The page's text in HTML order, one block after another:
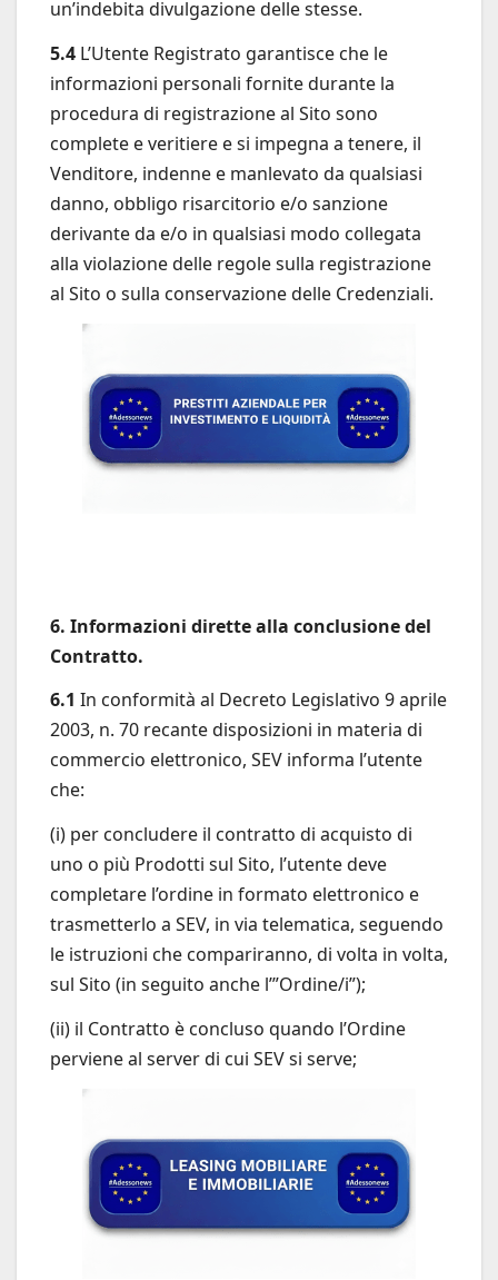
un’indebita divulgazione delle stesse.
5.4 L’Utente Registrato garantisce che le
informazioni personali fornite durante la
procedura di registrazione al Sito sono
complete e veritiere e si impegna a tenere, il
Venditore, indenne e manlevato da qualsiasi
danno, obbligo risarcitorio e/o sanzione
derivante da e/o in qualsiasi modo collegata
alla violazione delle regole sulla registrazione
al Sito o sulla conservazione delle Credenziali.
6. Informazioni dirette alla conclusione del
Contratto.
6.1 In conformità al Decreto Legislativo 9 aprile
2003, n. 70 recante disposizioni in materia di
commercio elettronico, SEV informa l’utente
che:
(i) per concludere il contratto di acquisto di
uno o più Prodotti sul Sito, l’utente deve
completare l’ordine in formato elettronico e
trasmetterlo a SEV, in via telematica, seguendo
le istruzioni che compariranno, di volta in volta,
sul Sito (in seguito anche l’”Ordine/i”);
(ii) il Contratto è concluso quando l’Ordine
perviene al server di cui SEV si serve;